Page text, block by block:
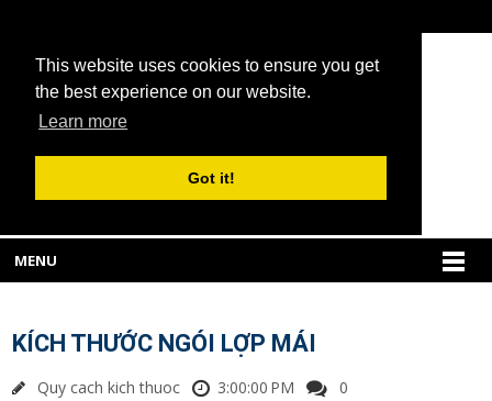
This website uses cookies to ensure you get
the best experience on our website.
Learn more
Got it!
MENU
KÍCH THƯỚC NGÓI LỢP MÁI
Quy cach kich thuoc 3:00:00 PM 0